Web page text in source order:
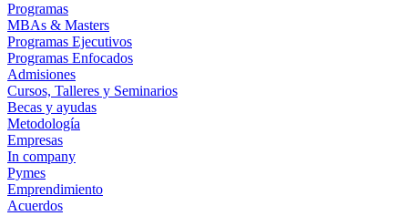
Programas
MBAs & Masters
Programas Ejecutivos
Programas Enfocados
Admisiones
Cursos, Talleres y Seminarios
Becas y ayudas
Metodología
Empresas
In company
Pymes
Emprendimiento
Acuerdos